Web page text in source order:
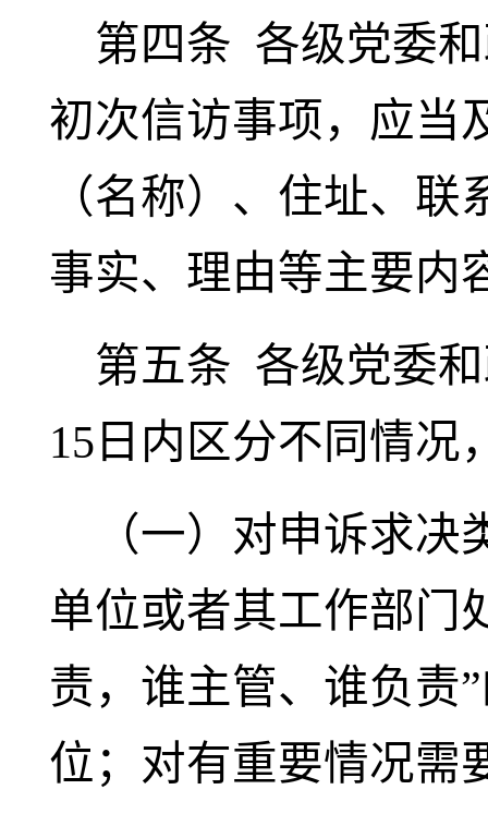
第四条 各级党委
初次信访事项，应当
（名称）、住址、
事实、理由等主要内
第五条 各级党委
15日内区分不同情况
（一） 对申诉求决
单位或者其工作部门
责，谁主管、谁负责
位；对有重要情况需